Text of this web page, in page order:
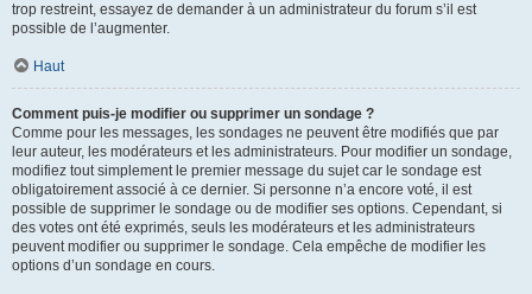
trop restreint, essayez de demander à un administrateur du forum s’il est
possible de l’augmenter.
Haut
Comment puis-je modifier ou supprimer un sondage ?
Comme pour les messages, les sondages ne peuvent être modifiés que par
leur auteur, les modérateurs et les administrateurs. Pour modifier un sondage,
modifiez tout simplement le premier message du sujet car le sondage est
obligatoirement associé à ce dernier. Si personne n’a encore voté, il est
possible de supprimer le sondage ou de modifier ses options. Cependant, si
des votes ont été exprimés, seuls les modérateurs et les administrateurs
peuvent modifier ou supprimer le sondage. Cela empêche de modifier les
options d’un sondage en cours.